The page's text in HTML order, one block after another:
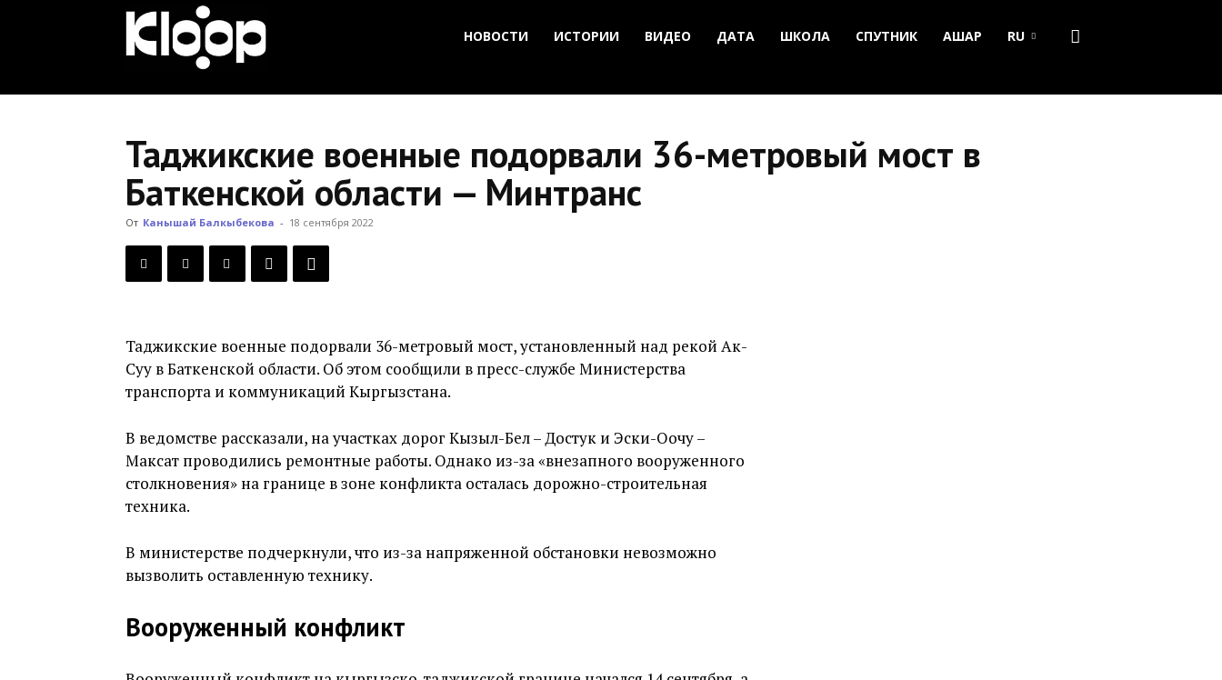
Новости
Кыргызстана
НОВОСТИ ИСТОРИИ ВИДЕО ДАТА ШКОЛА СПУТНИК АШАР RU
Таджикские военные подорвали 36-метровый мост в
Баткенской области — Минтранс
От Канышай Балкыбекова - 18 сентября 2022
Таджикские военные подорвали 36-метровый мост, установленный над рекой Ак-
Суу в Баткенской области. Об этом сообщили в пресс-службе Министерства
транспорта и коммуникаций Кыргызстана.
В ведомстве рассказали, на участках дорог Кызыл-Бел – Достук и Эски-Оочу –
Максат проводились ремонтные работы. Однако из-за «внезапного вооруженного
столкновения» на границе в зоне конфликта осталась дорожно-строительная
техника.
В министерстве подчеркнули, что из-за напряженной обстановки невозможно
вызволить оставленную технику.
Вооруженный конфликт